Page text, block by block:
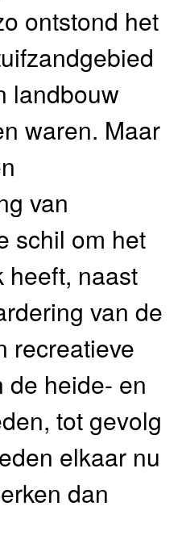
ontstond het
landbouw
waren. Maar
van
schil om het
heeft, naast
van de
recreatieve
de heide- en
tot gevolg
elkaar nu
dan